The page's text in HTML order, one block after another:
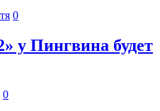
0
у Пингвина будет
0